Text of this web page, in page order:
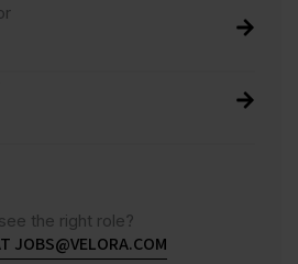
the right role?
JOBS@VELORA.COM